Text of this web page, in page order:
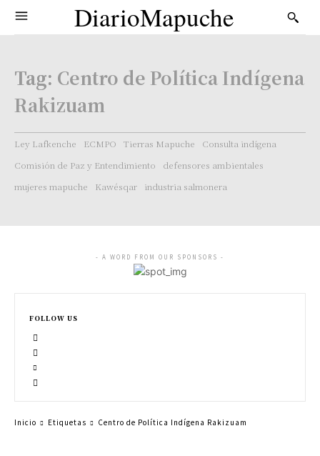
DiarioMapuche
Tag: Centro de Política Indígena
Rakizuam
Ley Lafkenche ECMPO Tierras Mapuche
Consulta indígena
Comisión de Paz y Entendimiento
defensores ambientales
mujeres mapuche
Kawésqar industria salmonera
- A WORD FROM OUR SPONSORS -
FOLLOW US
Inicio Etiquetas Centro de Política Indígena Rakizuam